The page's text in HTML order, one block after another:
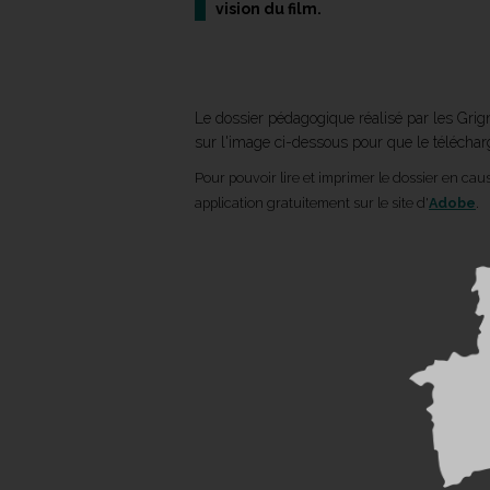
vision du film.
Le dossier pédagogique réalisé par les
sur l'image ci-dessous pour que le
Pour pouvoir lire et imprimer le dossier en
application gratuitement sur le site d'Adobe.